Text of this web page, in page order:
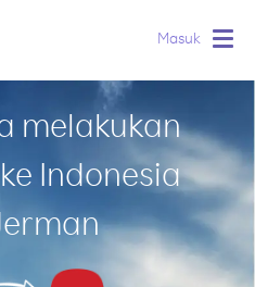
Masuk
melakukan
Indonesia